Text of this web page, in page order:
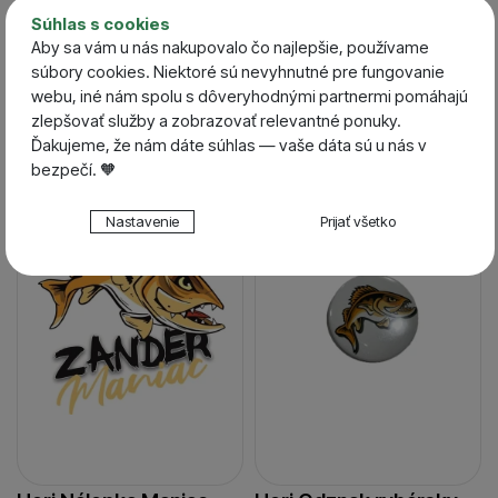
Súhlas s cookies
Aby sa vám u nás nakupovalo čo najlepšie, používame
súbory cookies. Niektoré sú nevyhnutné pre fungovanie
webu, iné nám spolu s dôveryhodnými partnermi pomáhajú
zlepšovať služby a zobrazovať relevantné ponuky.
Ďakujeme, že nám dáte súhlas — vaše dáta sú u nás v
bezpečí. 🧡
Nastavenie súhlasov s kategóriami cookies
. VŽDY AKTÍVNE
Technické cookies umožňujú váš priechod nákupným
košíkom, porovnávanie produktov a ďalšie nevyhnutné
funkcie.
Preferenčné a rozšírené funkcie
Preferenčné a rozšírené funkcie
aby ste nemuseli
všetko nastavovať znova a aby ste sa s nami mohli spojiť
napr. pomocou chatu
Vďaka týmto cookies vám prácu s naším webom dokážeme
Nastavenie Prijať všetko
Your Fish
Skladom / Ihneď na
odoslanie
2,10€
1,89€
Skladom / Ihneď na
odoslanie
4,12
1,88€